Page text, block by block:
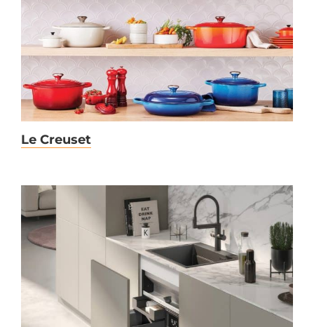
Le Creuset
Le Creuset
Blanco Multi Frame